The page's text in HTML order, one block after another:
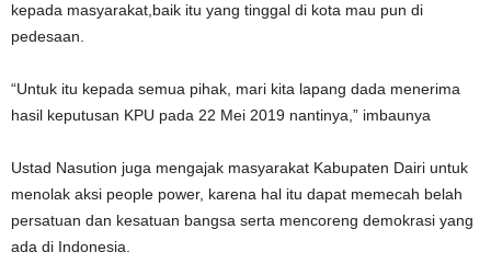
kepada masyarakat,baik itu yang tinggal di kota mau pun di
pedesaan.
“Untuk itu kepada semua pihak, mari kita lapang dada menerima
hasil keputusan KPU pada 22 Mei 2019 nantinya,” imbaunya
Ustad Nasution juga mengajak masyarakat Kabupaten Dairi untuk
menolak aksi people power, karena hal itu dapat memecah belah
persatuan dan kesatuan bangsa serta mencoreng demokrasi yang
ada di Indonesia.